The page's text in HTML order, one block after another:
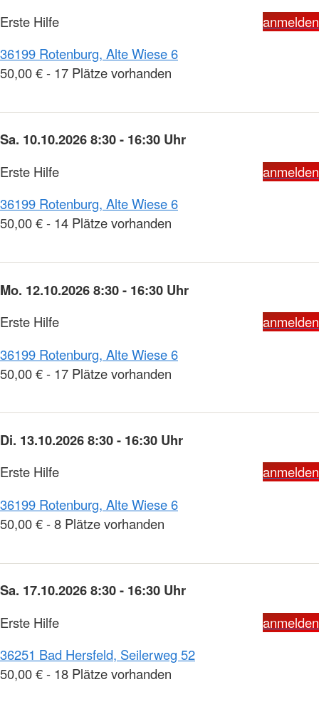
Erste Hilfe
anmelden
36199 Rotenburg, Alte Wiese 6
50,00 € - 17 Plätze vorhanden
Sa. 10.10.2026 8:30 - 16:30 Uhr
Erste Hilfe
anmelden
36199 Rotenburg, Alte Wiese 6
50,00 € - 14 Plätze vorhanden
Mo. 12.10.2026 8:30 - 16:30 Uhr
Erste Hilfe
anmelden
36199 Rotenburg, Alte Wiese 6
50,00 € - 17 Plätze vorhanden
Di. 13.10.2026 8:30 - 16:30 Uhr
Erste Hilfe
anmelden
36199 Rotenburg, Alte Wiese 6
50,00 € - 8 Plätze vorhanden
Sa. 17.10.2026 8:30 - 16:30 Uhr
Erste Hilfe
anmelden
36251 Bad Hersfeld, Seilerweg 52
50,00 € - 18 Plätze vorhanden